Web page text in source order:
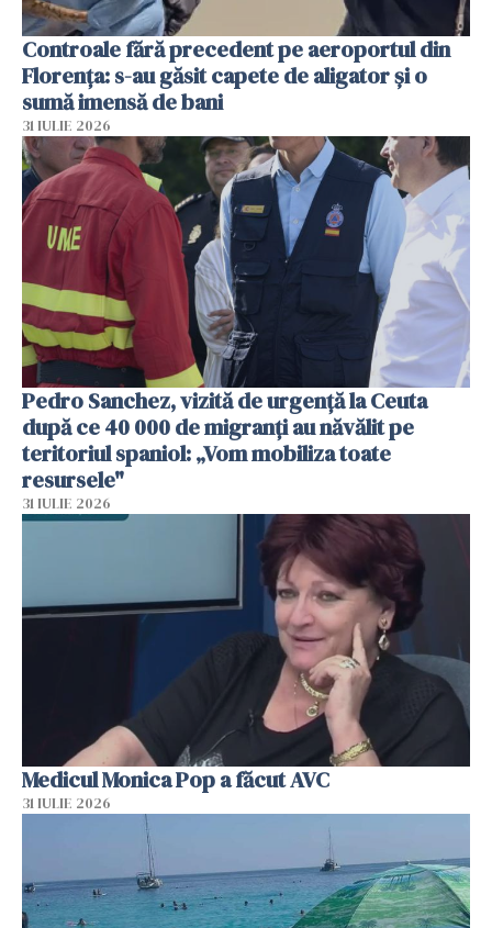
Controale fără precedent pe aeroportul din
Florența: s-au găsit capete de aligator și o
sumă imensă de bani
31 IULIE 2026
Pedro Sanchez, vizită de urgență la Ceuta
după ce 40 000 de migranți au năvălit pe
teritoriul spaniol: „Vom mobiliza toate
resursele"
31 IULIE 2026
Medicul Monica Pop a făcut AVC
31 IULIE 2026